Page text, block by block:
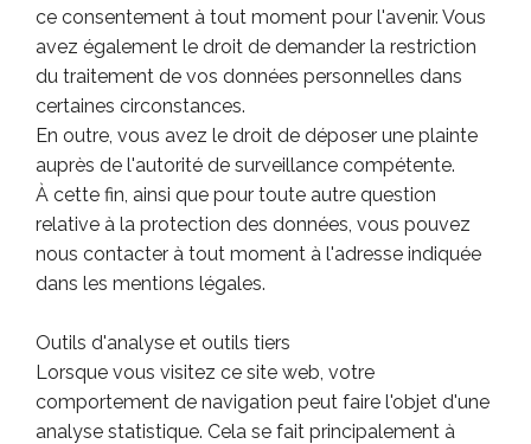
ce consentement à tout moment pour l'avenir. Vous
avez également le droit de demander la restriction
du traitement de vos données personnelles dans
certaines circonstances.
En outre, vous avez le droit de déposer une plainte
auprès de l'autorité de surveillance compétente.
À cette fin, ainsi que pour toute autre question
relative à la protection des données, vous pouvez
nous contacter à tout moment à l'adresse indiquée
dans les mentions légales.
Outils d'analyse et outils tiers
Lorsque vous visitez ce site web, votre
comportement de navigation peut faire l'objet d'une
analyse statistique. Cela se fait principalement à